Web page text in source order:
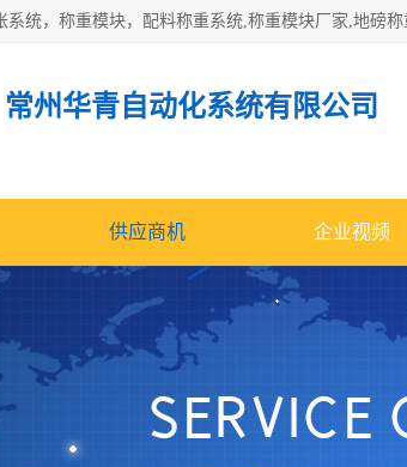
常州华青自动化系统有限公司
供应商机 企业视频